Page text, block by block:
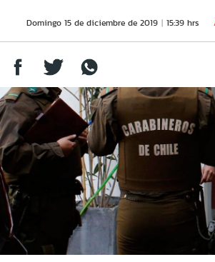
Domingo 15 de diciembre de 2019 15:39 hrs